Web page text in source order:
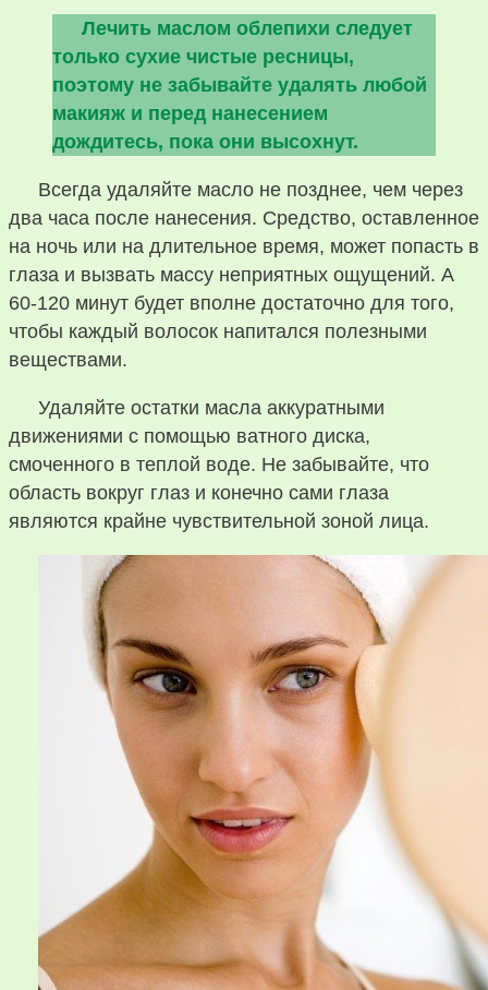
Лечить маслом облепихи следует
только сухие чистые ресницы,
поэтому не забывайте удалять любой
макияж и перед нанесением
дождитесь, пока они высохнут.
Всегда удаляйте масло не позднее, чем через
два часа после нанесения. Средство, оставленное
на ночь или на длительное время, может попасть в
глаза и вызвать массу неприятных ощущений. А
60-120 минут будет вполне достаточно для того,
чтобы каждый волосок напитался полезными
веществами.
Удаляйте остатки масла аккуратными
движениями с помощью ватного диска,
смоченного в теплой воде. Не забывайте, что
область вокруг глаз и конечно сами глаза
являются крайне чувствительной зоной лица.